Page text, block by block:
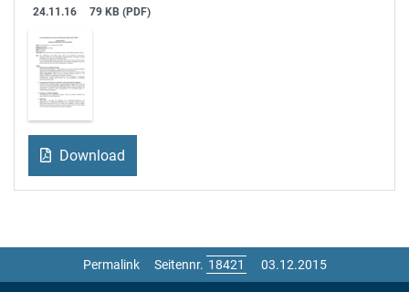
24.11.16 79 KB (PDF)
Download
Permalink Seitennr. 03.12.2015